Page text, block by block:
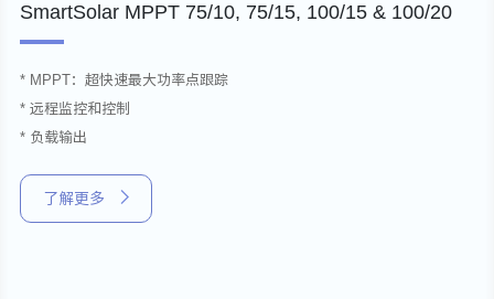
SmartSolar MPPT 75/10, 75/15, 100/15 & 100/20
* MPPT：超快速最大功率点跟踪
* 远程监控和控制
* 负载输出
了解更多